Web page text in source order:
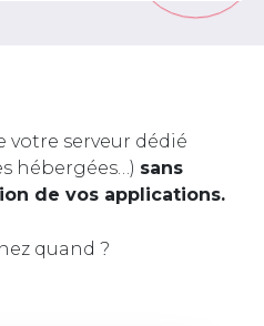
votre serveur dédié
hébergées…) sans
de vos applications.
quand ?